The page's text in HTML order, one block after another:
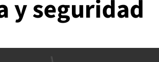
y seguridad